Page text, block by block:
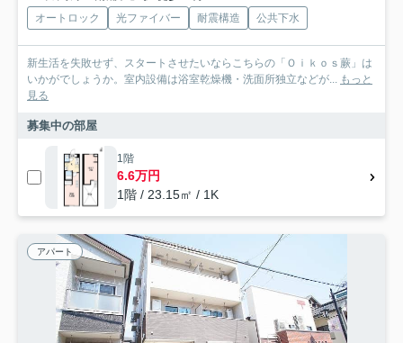
オートロック 光ファイバー 耐震構造 公共下水
新生活を失敗せず、スタートさせたいならこちらの「Ｏｉｋｏｓ蕨」は
いかがでしょうか。室内設備は浴室乾燥機・洗面所独立などが... もっと
見る
募集中の部屋
1階
6.6万円
1階 / 23.15㎡ / 1K
アパート